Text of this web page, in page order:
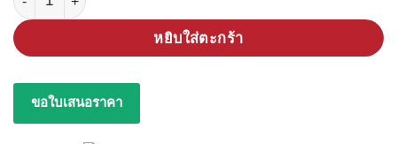
หยิบใส่ตะกร้า
ขอใบเสนอราคา